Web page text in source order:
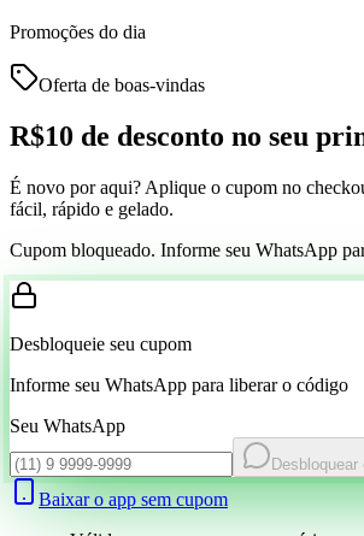
Promoções do dia
Oferta de boas-vindas
R$10 de desconto no seu
É novo por aqui? Aplique o cupom no
fácil, rápido e gelado.
Cupom bloqueado. Informe seu WhatsApp
Desbloqueie seu cupom
Informe seu WhatsApp para liberar o código
Seu WhatsApp
Desbloquear
Baixar o app sem cupom